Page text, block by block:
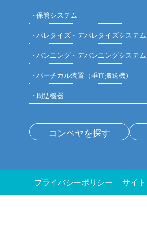
保管システム
パレタイズ・デパレタイズシステム
バンニング・デバンニングシステム
バーチカル装置（垂直搬送機）
周辺機器
コンベヤを探す
プライバシーポリシー サイ